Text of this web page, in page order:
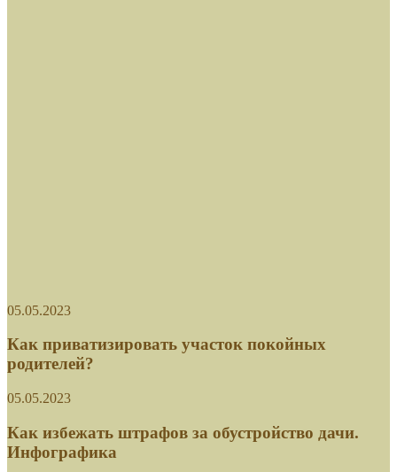
Как избежать штрафов за обустройство дачи.
Как решать территориальные споры с СНТ?